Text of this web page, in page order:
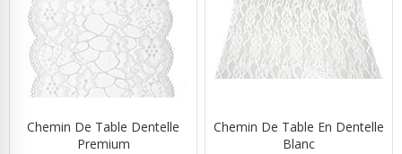
Chemin De Table Dentelle
Premium
Chemin De Table En Dentelle
Blanc